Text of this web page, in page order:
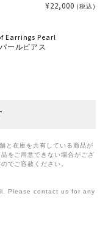
¥22,000 (税込)
Earrings Pearl
ールピアス
と在庫を共有している商品が
をご用意できない場合がござ
でご容赦ください。
Please contact us for any